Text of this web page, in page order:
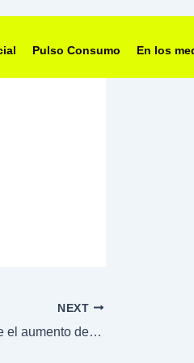
Pulso Consumo En los
NEXT
Un 57% piensa que el aumento de la pobreza genera inestabilidad